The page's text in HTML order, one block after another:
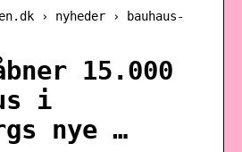
› nyheder › bauhaus-
åbner 15.000
i
nye …